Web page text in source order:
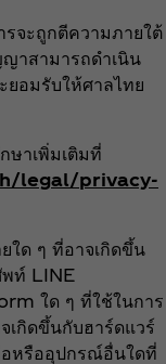
จะถูกตีความภายใต้
าสามารถดำเนิน
ยอมรับให้ศาลไทย
ษาเพิ่มเติมที่
legal/privacy-
ใด ๆ ที่อาจเกิดขึ้น
พท์ LINE
ใด ๆ ที่ใช้ในการ
เกิดขึ้นกับฮาร์ดแวร์
หรืออุปกรณ์อื่นใดที่